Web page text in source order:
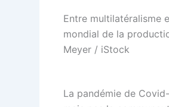
Entre multilatéralisme
mondial de la
Meyer / iStock
La pandémie de